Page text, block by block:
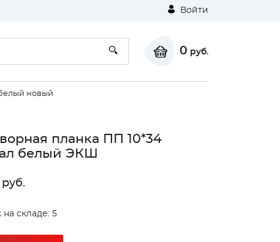
Войти
0 руб.
новый
планка ПП 10*34
белый ЭКШ
руб.
на складе: 5